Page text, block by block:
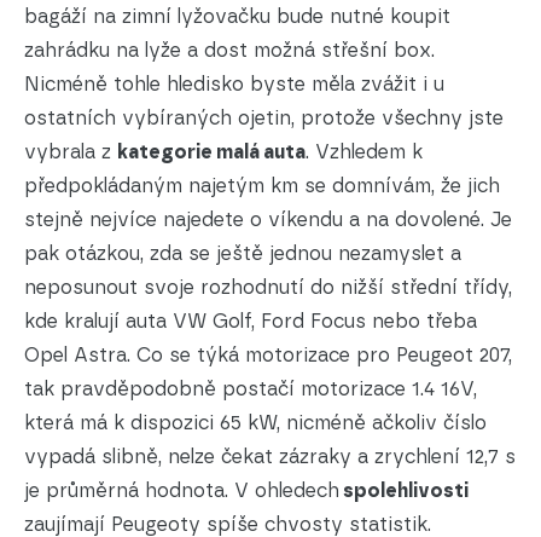
bagáží na zimní lyžovačku bude nutné koupit
zahrádku na lyže a dost možná střešní box.
Nicméně tohle hledisko byste měla zvážit i u
ostatních vybíraných ojetin, protože všechny jste
vybrala z kategorie malá auta. Vzhledem k
předpokládaným najetým km se domnívám, že jich
stejně nejvíce najedete o víkendu a na dovolené. Je
pak otázkou, zda se ještě jednou nezamyslet a
neposunout svoje rozhodnutí do nižší střední třídy,
kde kralují auta VW Golf, Ford Focus nebo třeba
Opel Astra. Co se týká motorizace pro Peugeot 207,
tak pravděpodobně postačí motorizace 1.4 16V,
která má k dispozici 65 kW, nicméně ačkoliv číslo
vypadá slibně, nelze čekat zázraky a zrychlení 12,7 s
je průměrná hodnota. V ohledech spolehlivosti
zaujímají Peugeoty spíše chvosty statistik.